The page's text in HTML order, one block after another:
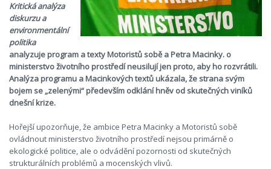
Kritická analýza
diskurzu a
environmentální
politika
analyzuje program a texty Motoristů sobě a Petra Macinky. o
ministerstvo životního prostředí neusilují jen proto, aby ho rozvrátili.
Analýza programu a Macinkových textů ukázala, že strana svým
bojem se „zelenými“ především odklání hněv od skutečných viníků
dnešní krize.
Hořejší upozorňuje, že ambice Petra Macinky a Motoristů sobě
ovládnout ministerstvo životního prostředí nejsou primárně o
ekologické politice, ale o odvádění pozornosti od skutečných
strukturálních problémů a mocenských vlivů.